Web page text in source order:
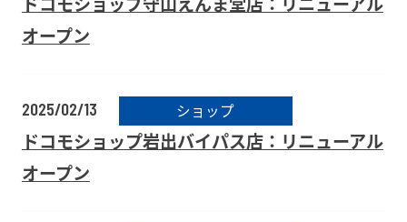
オープン
2025/02/13 ショップ
ドコモショップ岩出バイパス店：リニューアル
オープン